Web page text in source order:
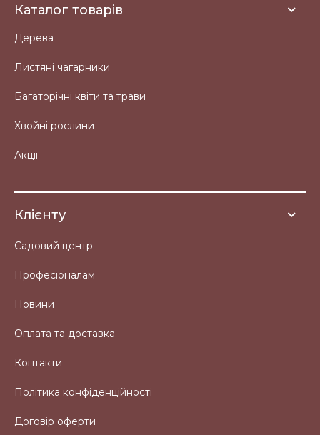
Каталог товарів
Дерева
Листяні чагарники
Багаторічні квіти та трави
Хвойні рослини
Акції
Клієнту
Садовий центр
Професіоналам
Новини
Оплата та доставка
Контакти
Політика конфіденційності
Договір оферти